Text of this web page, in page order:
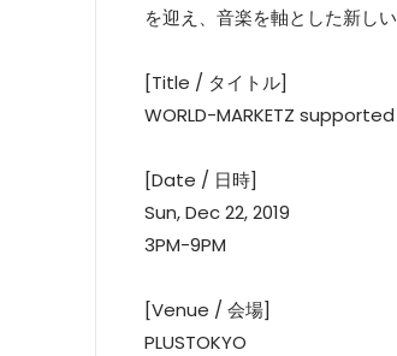
を迎え、音楽を軸とした新し
[Title / タイトル]
WORLD-MARKETZ
[Date / 日時]
Sun, Dec 22, 2019
3PM-9PM
[Venue / 会場]
PLUSTOKYO